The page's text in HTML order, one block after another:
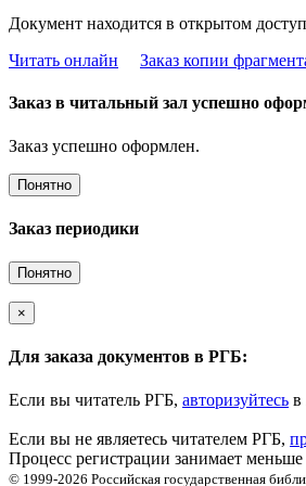
Документ находится в открытом
Читать онлайн
Заказ копии
Заказ в читальный зал успешно
Заказ успешно оформлен.
Понятно
Заказ периодики
Понятно
×
Для заказа документов в РГБ:
Если вы читатель РГБ, авторизуйтесь в
Если вы не являетесь читателем РГБ,
Процесс регистрации занимает
© 1999-2026 Российская государственная